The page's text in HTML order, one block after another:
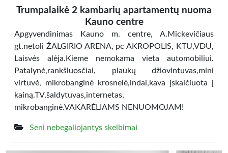
Trumpalaikė 2 kambarių apartamentų nuoma
Kauno centre
Apgyvendinimas Kauno m. centre, A.Mickevičiaus
gt.netoli ŽALGIRIO ARENA, pc AKROPOLIS, KTU,VDU,
Laisvės alėja.Kieme nemokama vieta automobiliui.
Patalynė,rankšluosčiai, plaukų džiovintuvas,mini
virtuvė, mikrobanginė krosnelė,indai,kava įskaičiuota į
kainą.TV,šaldytuvas,internetas,
mikrobanginė.VAKARĖLIAMS NENUOMOJAM!
Seni nebegaliojantys skelbimai